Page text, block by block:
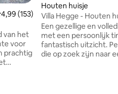
beoordeling van 4,99
4,99 (153)
van het
voor
prachtig
Houten huisje
Villa Hegge - Houten
uitzicht, inclusief 2
Een gezellige en
met een persoonlijk
fantastisch uitzicht.
die op zoek zijn naar